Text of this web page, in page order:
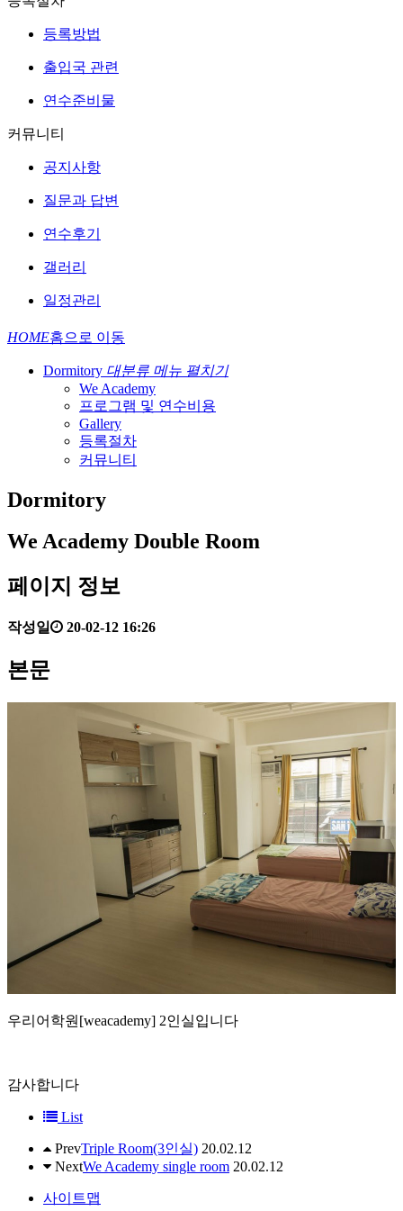
등록방법
출입국 관련
연수준비물
커뮤니티
공지사항
질문과 답변
연수후기
갤러리
일정관리
HOME홈으로 이동
Dormitory 대분류 메뉴 펼치기
We Academy
프로그램 및 연수비용
Gallery
등록절차
커뮤니티
Dormitory
We Academy Double Room
페이지 정보
작성일 20-02-12 16:26
본문
우리어학원[weacademy] 2인실입니다
감사합니다
List
PrevTriple Room(3인실) 20.02.12
NextWe Academy single room 20.02.12
사이트맵